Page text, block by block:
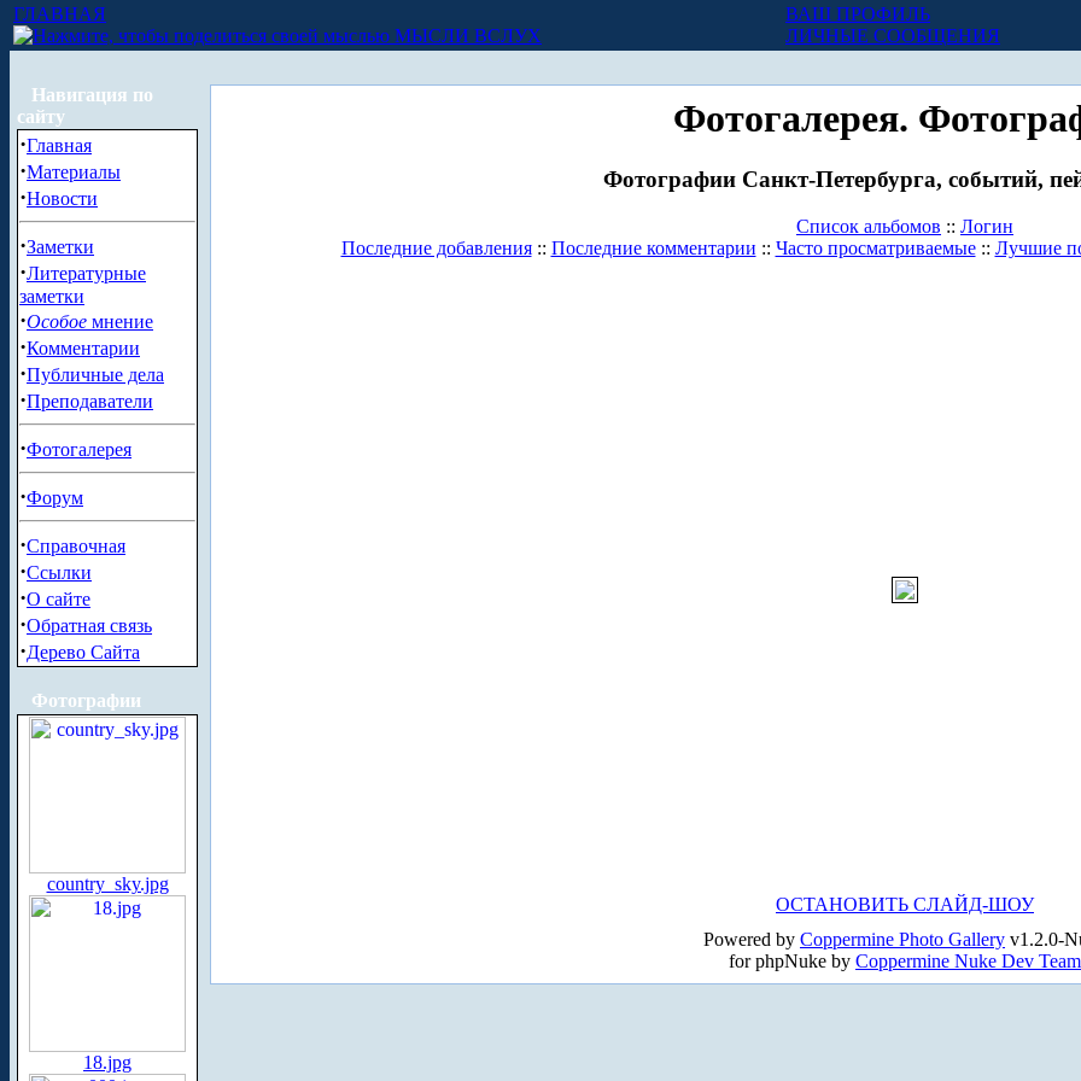
ГЛАВНАЯ
МЫСЛИ ВСЛУХ
ВАШ ПРОФИЛЬ
ЛИЧНЫЕ СООБЩЕНИЯ
Навигация по
сайту
·Главная
·Материалы
·Новости
·Заметки
·Литературные
заметки
·Особое мнение
·Комментарии
·Публичные дела
·Преподаватели
·Фотогалерея
·Форум
·Справочная
·Ссылки
·О сайте
·Обратная связь
·Дерево Сайта
Фотографии
country_sky.jpg
18.jpg
Фотогалерея.
Фотографии Санкт-Петербурга, событий,
Список альбомов :: Логин
Последние добавления:: Последние комментарии :: Часто просматриваемые:: Лучшие
ОСТАНОВИТЬ СЛАЙД-ШОУ
Powered by Coppermine Photo Gallery v1.2.0-
for phpNuke by Coppermine Nuke Dev Team